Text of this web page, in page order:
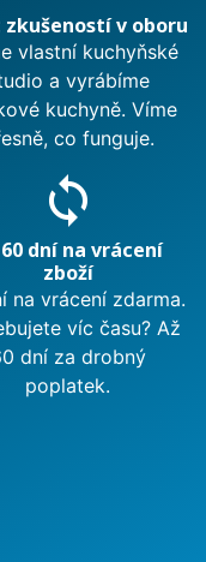
zkušeností v oboru
vlastní kuchyňské
a vyrábíme
kuchyně. Víme
co funguje.
sync
dní na vrácení
zboží
na vrácení zdarma.
víc času? Až
dní za drobný
poplatek.